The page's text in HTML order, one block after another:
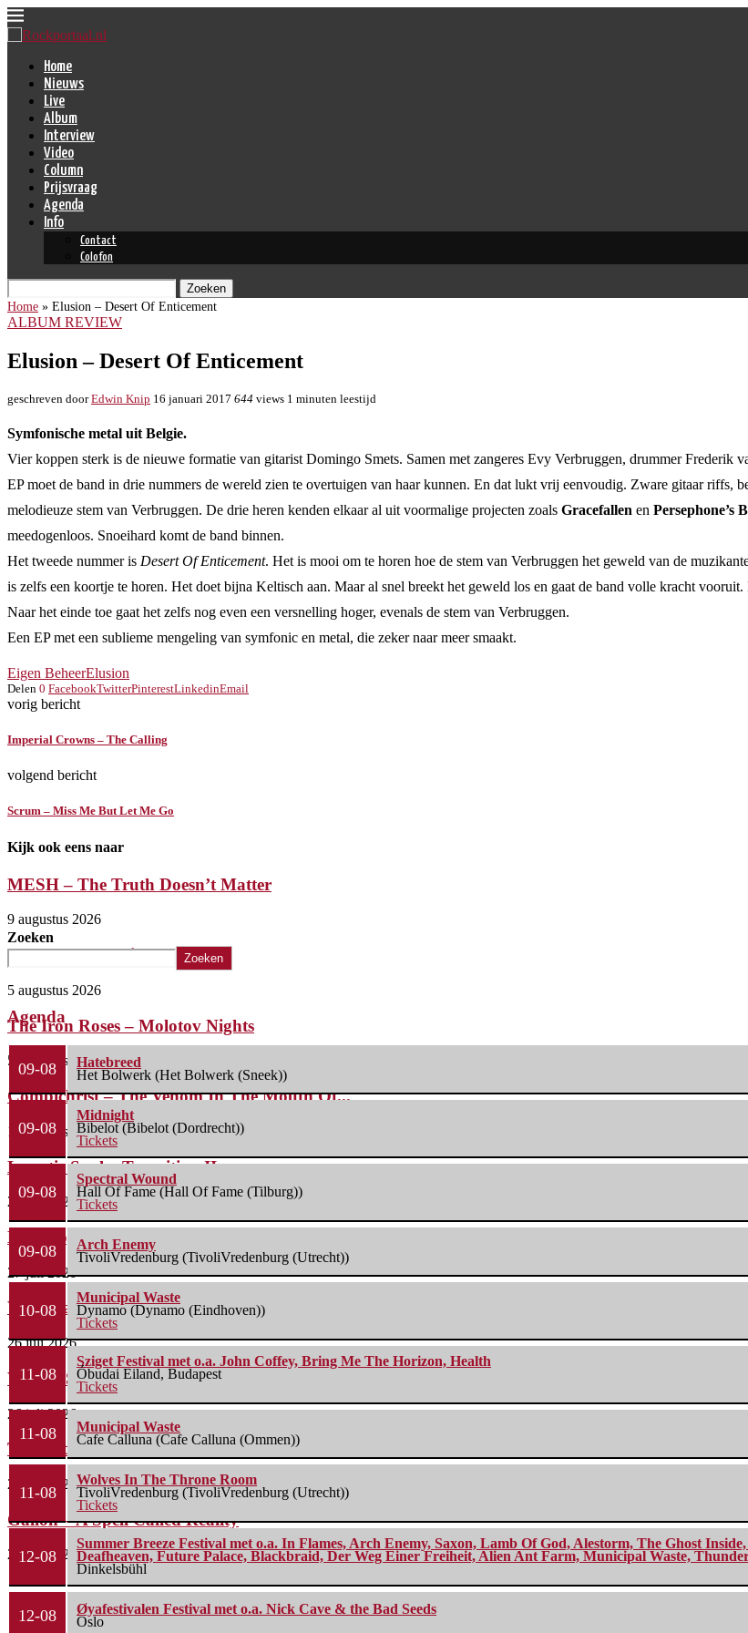
Home
Nieuws
Live
Album
Interview
Video
Column
Prijsvraag
Agenda
Info
Contact
Colofon
Zoeken
Home » Elusion – Desert Of Enticement
ALBUM REVIEW
Elusion – Desert Of Enticement
geschreven doorEdwin Knip 16 januari 2017 644 views 1 minuten leestijd
Symfonische metal uit Belgie.
Vier koppen sterk is de nieuwe formatie van gitarist Domingo Smets. Samen met zangeres Evy Verbruggen, drummer Frederik
EP moet de band in drie nummers de wereld zien te overtuigen van haar kunnen. En dat lukt vrij eenvoudig. Zware gitaar riffs,
melodieuze stem van Verbruggen. De drie heren kenden elkaar al uit voormalige projecten zoals Gracefallen en Persephone’s
meedogenloos. Snoeihard komt de band binnen.
Het tweede nummer is Desert Of Enticement. Het is mooi om te horen hoe de stem van Verbruggen het geweld van de
is zelfs een koortje te horen. Het doet bijna Keltisch aan. Maar al snel breekt het geweld los en gaat de band volle kracht
Naar het einde toe gaat het zelfs nog even een versnelling hoger, evenals de stem van Verbruggen.
Een EP met een sublieme mengeling van symfonic en metal, die zeker naar meer smaakt.
Eigen BeheerElusion
Delen 0 FacebookTwitterPinterestLinkedinEmail
vorig bericht
Imperial Crowns – The Calling
volgend bericht
Scrum – Miss Me But Let Me Go
Kijk ook eens naar
MESH – The Truth Doesn’t Matter
9 augustus 2026
Cancer Bats – Give Me Dirt
5 augustus 2026
The Iron Roses – Molotov Nights
5 augustus 2026
Combichrist – The Venom In The Mouth Of...
1 augustus 2026
Lunatic Soul – Transition II
29 juli 2026
Boneripper – Radiant In Ruin
27 juli 2026
Waterparks – Jinx
26 juli 2026
Wailin’ Storms – The Arsonist
26 juli 2026
The Fifth Alliance – Stenahoria
22 juli 2026
Gallon – A Spell Called Reality
22 juli 2026
Zoeken
Zoeken
Agenda
09-08
Hatebreed
Het Bolwerk (Het Bolwerk (Sneek))
09-08
Midnight
Bibelot (Bibelot (Dordrecht))
Tickets
09-08
Spectral Wound
Hall Of Fame (Hall Of Fame (Tilburg))
Tickets
09-08
Arch Enemy
TivoliVredenburg (TivoliVredenburg (Utrecht))
10-08
Municipal Waste
Dynamo (Dynamo (Eindhoven))
Tickets
11-08
Sziget Festival met o.a. John Coffey, Bring Me The Horizon, Health
Óbudai Eiland, Budapest
Tickets
11-08
Municipal Waste
Cafe Calluna (Cafe Calluna (Ommen))
11-08
Wolves In The Throne Room
TivoliVredenburg (TivoliVredenburg (Utrecht))
Tickets
12-08
Summer Breeze Festival met o.a. In Flames, Arch Enemy, Saxon, Lamb Of God, Alestorm, The Ghost
Deafheaven, Future Palace, Blackbraid, Der Weg Einer Freiheit, Alien Ant Farm, Municipal Waste,
Dinkelsbühl
12-08
Øyafestivalen Festival met o.a. Nick Cave & the Bad Seeds
Oslo